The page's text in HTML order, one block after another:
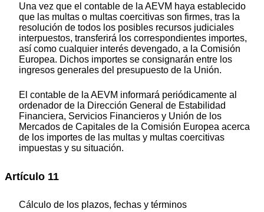
Una vez que el contable de la AEVM haya establecido
que las multas o multas coercitivas son firmes, tras la
resolución de todos los posibles recursos judiciales
interpuestos, transferirá los correspondientes importes,
así como cualquier interés devengado, a la Comisión
Europea. Dichos importes se consignarán entre los
ingresos generales del presupuesto de la Unión.
El contable de la AEVM informará periódicamente al
ordenador de la Dirección General de Estabilidad
Financiera, Servicios Financieros y Unión de los
Mercados de Capitales de la Comisión Europea acerca
de los importes de las multas y multas coercitivas
impuestas y su situación.
Artículo 11
Cálculo de los plazos, fechas y términos